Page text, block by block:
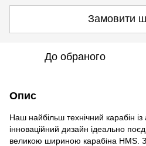
Замовити
До обраного
Опис
Наш найбільш технічний карабін
інноваційний дизайн ідеально
великою шириною карабіна HMS.